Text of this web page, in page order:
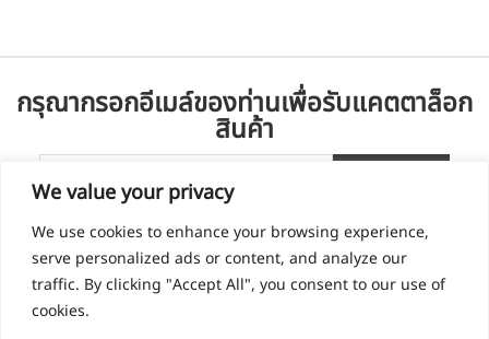
We value your privacy
We use cookies to enhance your browsing experience,
serve personalized ads or content, and analyze our
traffic. By clicking "Accept All", you consent to our use of
cookies.
กรุณากรอกอีเมล์ของท่านเพื่อรับแคตตาล็อก
สินค้า